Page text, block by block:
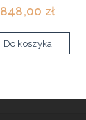
848,00 zł
Do koszyka